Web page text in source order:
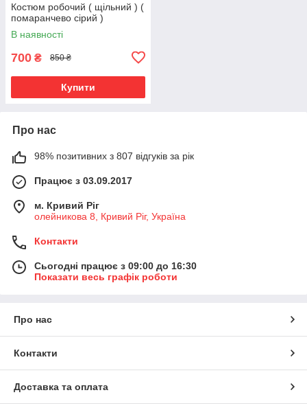
Костюм робочий ( щільний ) (
помаранчево сірий )
В наявності
700 ₴ 850 ₴
Купити
Про нас
98% позитивних з 807 відгуків за рік
Працює з 03.09.2017
м. Кривий Ріг
олейникова 8, Кривий Ріг, Україна
Контакти
Сьогодні працює з 09:00 до 16:30
Показати весь графік роботи
Про нас
Контакти
Доставка та оплата